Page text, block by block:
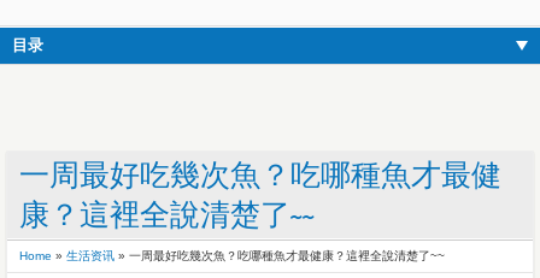
目录
一周最好吃幾次魚？吃哪種魚才最健
康？這裡全說清楚了~~
Home » 生活资讯 » 一周最好吃幾次魚？吃哪種魚才最健康？這裡全說清楚了~~